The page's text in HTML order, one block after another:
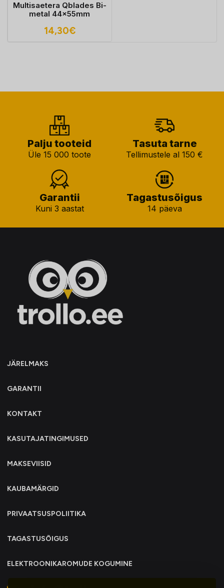
Multisaetera Qblades Bi-
metal 44x55mm
14,30€
Palju tooteid
Üle 15 000 toote
Tasuta tarne
Tellimustele al 150 €
Garantii
Kuni 3 aastat
Tagastusõigus
14 päeva
JÄRELMAKS
GARANTII
KONTAKT
KASUTAJATINGIMUSED
MAKSEVIISID
KAUBAMÄRGID
PRIVAATSUSPOLIITIKA
TAGASTUSÕIGUS
ELEKTROONIKAROMUDE KOGUMINE